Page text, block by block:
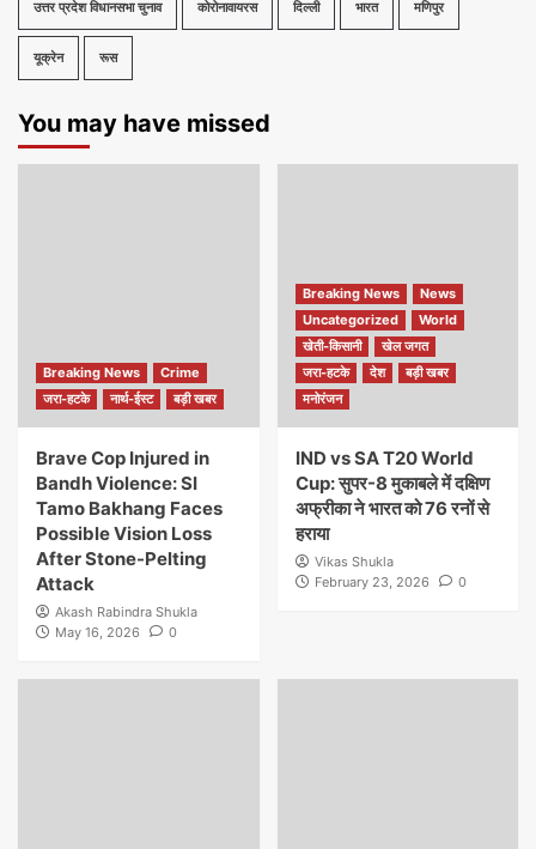
उत्तर प्रदेश विधानसभा चुनाव कोरोनावायरस दिल्ली भारत मणिपुर
यूक्रेन रूस
You may have missed
Breaking News
Crime
जरा-हटके
नार्थ-ईस्ट बड़ी खबर
Brave Cop Injured in
Bandh Violence: SI
Tamo Bakhang Faces
Possible Vision Loss
After Stone-Pelting
Attack
Akash Rabindra Shukla
May 16, 2026
0
Breaking News
News
Uncategorized
World
खेती-किसानी
खेल जगत
जरा-हटके
देश
बड़ी खबर
मनोरंजन
IND vs SA T20 World
Cup: सुपर-8 मुकाबले में दक्षिण
अफ्रीका ने भारत को 76 रनों से
हराया
Vikas Shukla
February 23, 2026
0